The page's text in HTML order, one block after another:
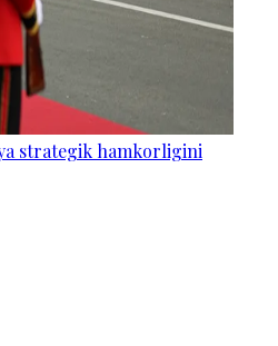
strategik hamkorligini